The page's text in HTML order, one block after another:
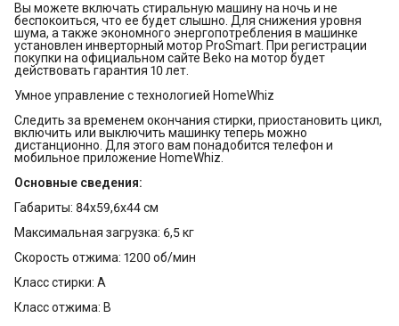
Вы можете включать стиральную машину на ночь и не
беспокоиться, что ее будет слышно. Для снижения уровня
шума, а также экономного энергопотребления в машинке
установлен инверторный мотор ProSmart. При регистрации
покупки на официальном сайте Beko на мотор будет
действовать гарантия 10 лет.
Умное управление с технологией HomeWhiz
Следить за временем окончания стирки, приостановить цикл,
включить или выключить машинку теперь можно
дистанционно. Для этого вам понадобится телефон и
мобильное приложение HomeWhiz.
Основные сведения:
Габариты: 84х59,6х44 см
Максимальная загрузка: 6,5 кг
Скорость отжима: 1200 об/мин
Класс стирки: A
Класс отжима: B